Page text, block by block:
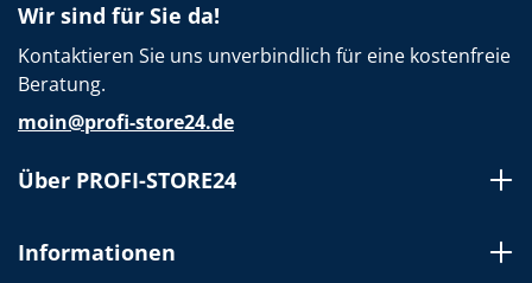
Wir sind für Sie da!
Kontaktieren Sie uns unverbindlich für eine kostenfreie
Beratung.
moin@profi-store24.de
Über PROFI-STORE24
Informationen